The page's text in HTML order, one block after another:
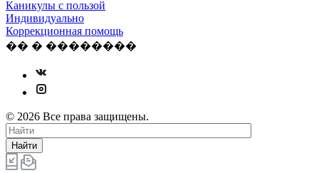
Каникулы с пользой
Индивидуально
Коррекционная помощь
�� � ��������
© 2026 Все права защищены.
Найти